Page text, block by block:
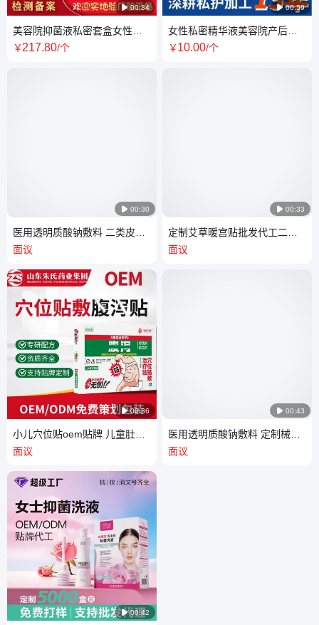
 00:34
美容院抑菌液私密套盒女性外
阴spa私处粉嫩去黑面膜t膜 加
￥217.80/个
 00:30
医用透明质酸钠敷料 二类皮肤
科OEM 院线修复非慢性创面修
面议
 00:36
小儿穴位贴oem贴牌 儿童肚脐
贴批发二类械字号穴位贴敷治
面议
 00:42
 00:59
女性私密精华液美容院产后私
处护理冻干粉定制贴牌代加工
￥10.00/个
 00:33
定制艾草暖宫贴批发代工二类
械字号医用级缓解痛经宫寒暖
面议
 00:43
医用透明质酸钠敷料 定制械字
号创面术后修复无菌冷敷贴代
面议